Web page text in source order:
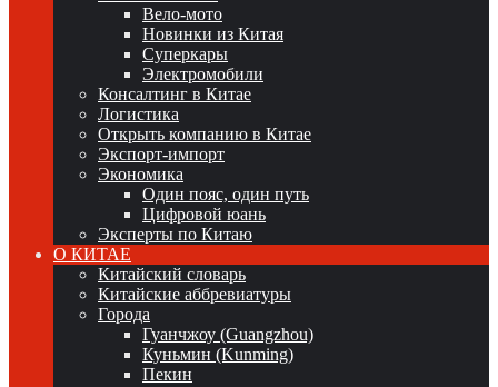
Вело-мото
Новинки из Китая
Суперкары
Электромобили
Консалтинг в Китае
Логистика
Открыть компанию в Китае
Экспорт-импорт
Экономика
Один пояс, один путь
Цифровой юань
Эксперты по Китаю
О КИТАЕ
Китайский словарь
Китайские аббревиатуры
Города
Гуанчжоу (Guangzhou)
Куньмин (Kunming)
Пекин